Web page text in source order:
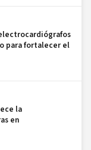
para fortalecer el
la
en